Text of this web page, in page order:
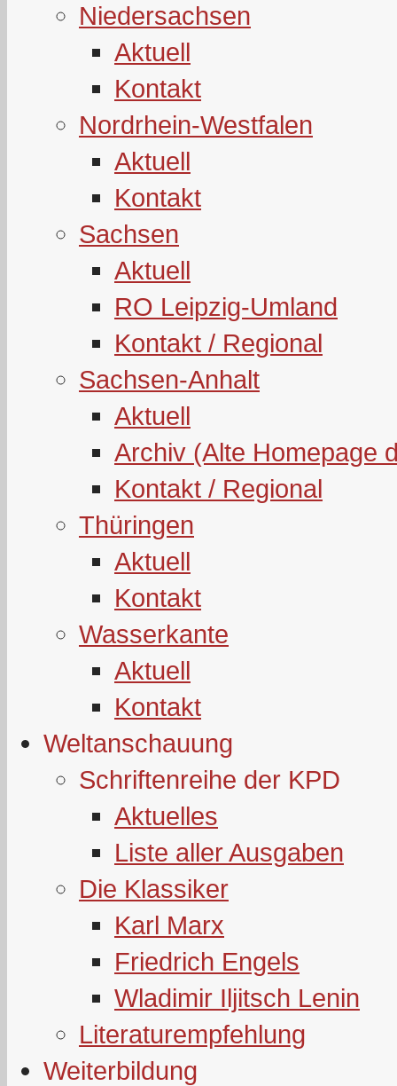
Niedersachsen
Aktuell
Kontakt
Nordrhein-Westfalen
Aktuell
Kontakt
Sachsen
Aktuell
RO Leipzig-Umland
Kontakt / Regional
Sachsen-Anhalt
Aktuell
Archiv (Alte Homepage
Kontakt / Regional
Thüringen
Aktuell
Kontakt
Wasserkante
Aktuell
Kontakt
Weltanschauung
Schriftenreihe der KPD
Aktuelles
Liste aller Ausgaben
Die Klassiker
Karl Marx
Friedrich Engels
Wladimir Iljitsch Lenin
Literaturempfehlung
Weiterbildung